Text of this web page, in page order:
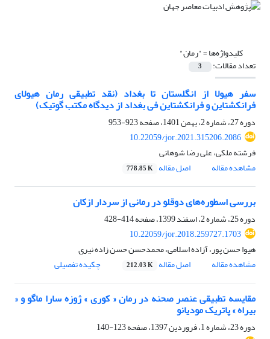
کلیدواژه‌ها ="رمان"
تعداد مقالات: 3
سفر هیولا از انگلستان تا بغداد (نقد تطبیقی رمان هیولای
فرانکشتاین و فرانکشتاین فی بغداد از دیدگاه مکتب گوتیک)
دوره 27، شماره 2، بهمن 1401، صفحه
923-953
10.22059/jor.2021.315206.2086
فرشته ملکی، علی رضا شوهانی
مشاهده مقاله
اصل مقاله 778.85 K
بررسی اسطوره‌های دوقلو در رمانی از سردار ازکان
دوره 25، شماره 2، اسفند 1399، صفحه
414-428
10.22059/jor.2018.259727.1703
هیوا حسن پور، آزاده اسلامی، محمدحسن حسن زاده نیری
مشاهده مقاله
اصل مقاله 212.03 K چکیده تفصیلی
مقایسه تطبیقی عنصر صحنه در رمان « کوری » ژوزه سارا ماگو و «
بیراه » پاتریک مودیانو
دوره 23، شماره 1، فروردین 1397، صفحه
123-140